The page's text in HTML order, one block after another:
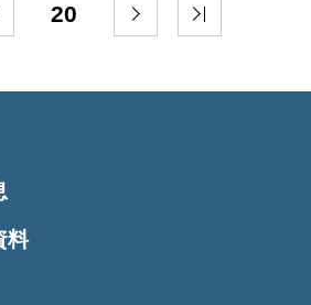
20
料